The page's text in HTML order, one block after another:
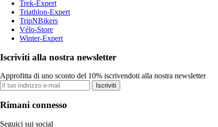
Trek-Expert
Triathlon-Expert
TripNBikers
Vélo-Store
Winter-Expert
Iscriviti alla nostra newsletter
Approfitta di uno sconto del 10% iscrivendoti alla nostra newsletter
Iscriviti
Rimani connesso
Seguici sui social